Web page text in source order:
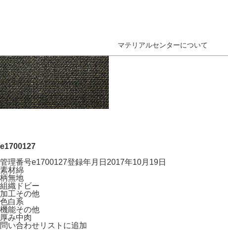
マテリアルセンターについて
e1700127
管理番号e1700127登録年月日 2017年10月19日
素材綿
柄無地
組織 ドビー
加工その他
色白系
機能その他
厚み中肉
問い合わせリストに追加